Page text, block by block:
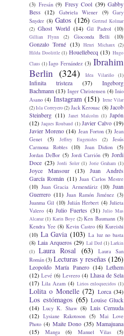
(3) Fresán (9) Fresy Cool (39) Gabby
Bess (12) Gabriela Wiener (9)
Gary
Snyder (8) Gatos (126) Gertrud Kolmar
(2) Ghost World (14) Gil Padrol (10)
Gillian Flynn (2) Gioconda Belli (10)
Gonzalo Torné (13) Henri Michaux (2)
Hilda Doolittle (1) Houellebecq (13) Hugo
Claus (1) Iago Fernández (3) Ibrahim
Berlin (324) Idea Vilariño (1)
Infinita tristeza (37)
Ingeborg
Bachmann (13) Inger Christensen (4) Inio
Asano (4) Instagram (151) Irene Vilar
(2)Isla Correyero(2) Jack Kerouac (8) Jacob
Steinberg (11) Janet Malcolm (1) Japón
(12) Jaques Roubaud (1) Javier Calvo (19)
Javier Moreno (14) Jean Forton (3) Jean
Genet
(5) Jeffrey Eugenides (2)
Jesús
Carmona Robles
(10) Joan Didion
(5)
Jordan DeBor (5) Jordi Carrión (9) Jordi
Doce (23) Jordi Soler (1) Jorie Graham (1)
Joyce Mansour (13)
Juan Andrés
García Román (11) Juan Carlos Mestre
(10) Juan Gracia Armendáriz (10) Juan
Guerrero (11) Juan Ramón Jiménez (3)
Juanma Gil (10) Julián Herbert (4) Julieta
Valero (4) Julio Fuertes (31) Julio Mas
Alcaraz (1) Karin Boye (2) Ken Baumann (3)
Kendra Yee (8) Kevin Castro (6) Kureishi
(10) La Gavia (103) La luz no basta
(8) Laia Arqueros (29) Lal Ded (1) Larkin
(1)
Laura Rosal (63)
Laura San
Román (3) Lecturas y reseñas (126)
Leopoldo María Panero (14) Lethem
(12) Levé (6) Levrero (4) Lhasa de Sela
(17) Lila Azam (4) Lirios enloquecidos (1)
Lolita o Monelle (72) Lorca (34)
Los estómagos (65) Louise Gluck
(14) Lucy K. Shaw (8) Luis Cernuda
(12) Lysiane Rakotoson (5)
Mai Love
Photo (4) Maite Dono (35) Mamajuana
(15)
Manga (6) Manuel Vilas (5)